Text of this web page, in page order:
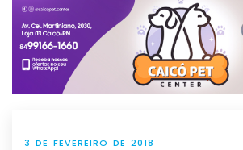
3 DE FEVEREIRO DE 2018